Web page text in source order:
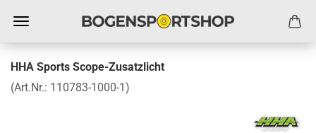
HHA Sports Scope-Zusatzlicht
(Art.Nr.: 110783-1000-1)